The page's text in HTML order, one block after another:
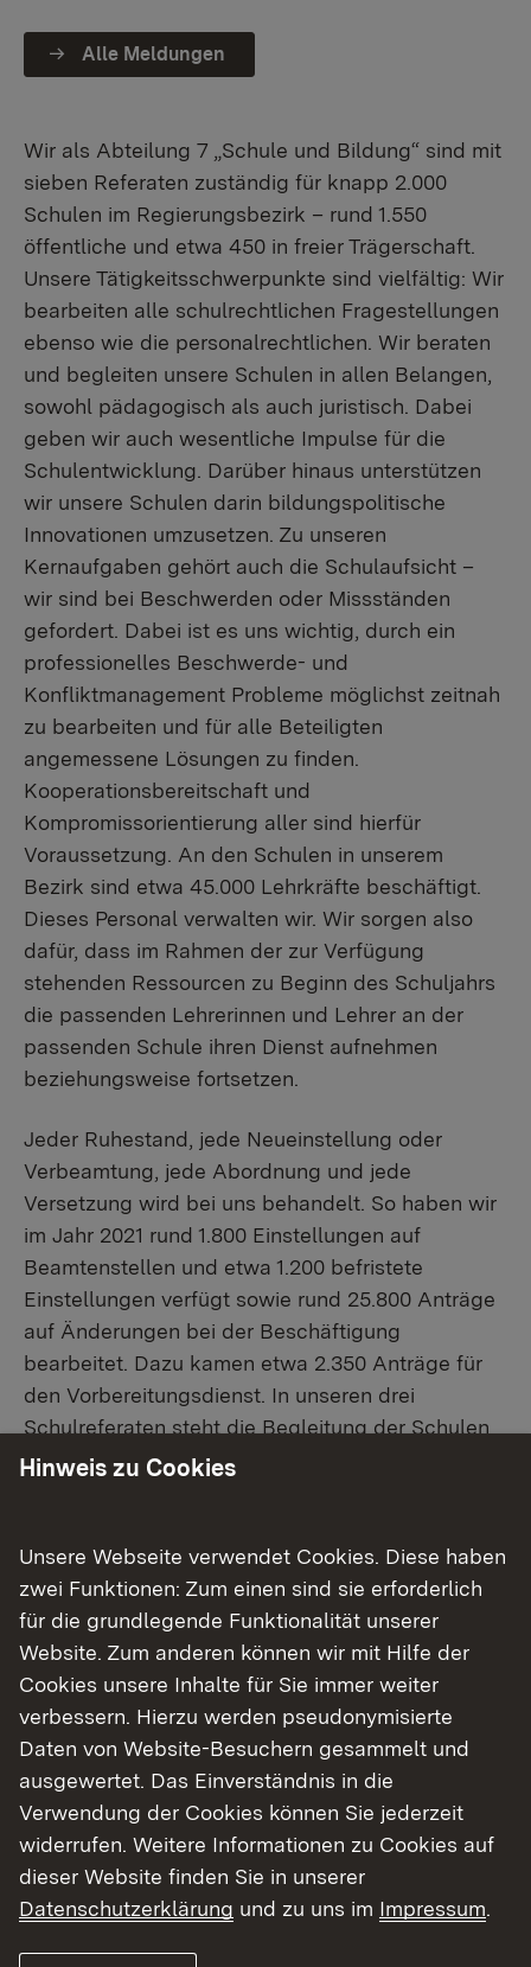
Alle Meldungen
Wir als Abteilung 7 „Schule und Bildung“ sind mit
sieben Referaten zuständig für knapp 2.000
Schulen im Regierungsbezirk – rund 1.550
öffentliche und etwa 450 in freier Trägerschaft.
Unsere Tätigkeitsschwerpunkte sind vielfältig: Wir
bearbeiten alle schulrechtlichen Fragestellungen
ebenso wie die personalrechtlichen. Wir beraten
und begleiten unsere Schulen in allen Belangen,
sowohl pädagogisch als auch juristisch. Dabei
geben wir auch wesentliche Impulse für die
Schulentwicklung. Darüber hinaus unterstützen
wir unsere Schulen darin bildungspolitische
Innovationen umzusetzen. Zu unseren
Kernaufgaben gehört auch die Schulaufsicht –
wir sind bei Beschwerden oder Missständen
gefordert. Dabei ist es uns wichtig, durch ein
professionelles Beschwerde- und
Konfliktmanagement Probleme möglichst zeitnah
zu bearbeiten und für alle Beteiligten
angemessene Lösungen zu finden.
Kooperationsbereitschaft und
Kompromissorientierung aller sind hierfür
Voraussetzung. An den Schulen in unserem
Bezirk sind etwa 45.000 Lehrkräfte beschäftigt.
Dieses Personal verwalten wir. Wir sorgen also
dafür, dass im Rahmen der zur Verfügung
stehenden Ressourcen zu Beginn des Schuljahrs
die passenden Lehrerinnen und Lehrer an der
passenden Schule ihren Dienst aufnehmen
beziehungsweise fortsetzen.
Jeder Ruhestand, jede Neueinstellung oder
Verbeamtung, jede Abordnung und jede
Versetzung wird bei uns behandelt. So haben wir
im Jahr 2021 rund 1.800 Einstellungen auf
Beamtenstellen und etwa 1.200 befristete
Einstellungen verfügt sowie rund 25.800 Anträge
auf Änderungen bei der Beschäftigung
bearbeitet. Dazu kamen etwa 2.350 Anträge für
den Vorbereitungsdienst. In unseren drei
Schulreferaten steht die Begleitung der Schulen
bei ihren Organisationsentwicklungsprozessen
Aufsicht bei der Durchführung von zentralen
Abschlussprüfungen ist ein wichtiges Arbeitsfeld.
Zu unserer Abteilung gehört auch die
Außenstelle des Landeslehrerprüfungsamts des
Kultusministeriums sowie die landesweite
Anerkennungsstelle für ausländische
Schulzeugnisse.
Die Steuerung der acht Externer Link:
Staatlichen
Schulämtermit Sitz in Externer Link:
Backnang ,Böblingen,
Externer Link:
Göppingen, Externer Link:
Heilbronn , Künzelsau
Ludwigsburg, Externer Link:
Nürtingenund Externer Link:
Stuttgart
Hinweis zu Cookies
Unsere Webseite verwendet Cookies. Diese haben
zwei Funktionen: Zum einen sind sie erforderlich
für die grundlegende Funktionalität unserer
Website. Zum anderen können wir mit Hilfe der
Cookies unsere Inhalte für Sie immer weiter
verbessern. Hierzu werden pseudonymisierte
Daten von Website-Besuchern gesammelt und
ausgewertet. Das Einverständnis in die
Verwendung der Cookies können Sie jederzeit
widerrufen. Weitere Informationen zu Cookies auf
dieser Website finden Sie in unserer
Datenschutzerklärung und zu uns im Impressum.